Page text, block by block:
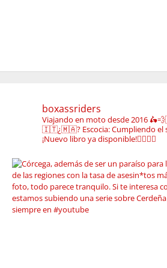
boxassriders
Viajando en moto desde 2016
🇮🇹¿🇲🇦?Escocia: Cumpliendo
¡Nuevo libro ya disponible!👇🏼👇🏼